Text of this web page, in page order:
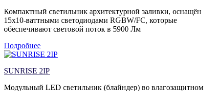
Компактный светильник архитектурной заливки, оснащён
15х10-ваттными светодиодами RGBW/FC, которые
обеспечивают световой поток в 5900 Лм
Подробнее
SUNRISE 2IP
Модульный LED светильник (блайндер) во влагозащитном